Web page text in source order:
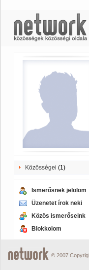
Közösségei (1)
Ismerősnek jelölöm
Üzenetet írok neki
Közös ismerőseink
Blokkolom
© 2007